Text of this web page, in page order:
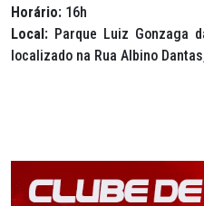
Horário: 16h
Local: Parque Luiz Gonzaga
localizado na Rua Albino